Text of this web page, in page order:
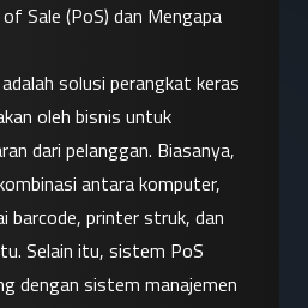
Sale (PoS) dan Mengapa
solusi perangkat keras
oleh bisnis untuk
dari pelanggan. Biasanya,
antara komputer,
barcode, printer struk, dan
Selain itu, sistem PoS
dengan sistem manajemen